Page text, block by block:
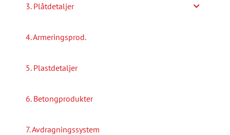
3. Plåtdetaljer
4. Armeringsprod.
5. Plastdetaljer
6. Betongprodukter
7. Avdragningssystem